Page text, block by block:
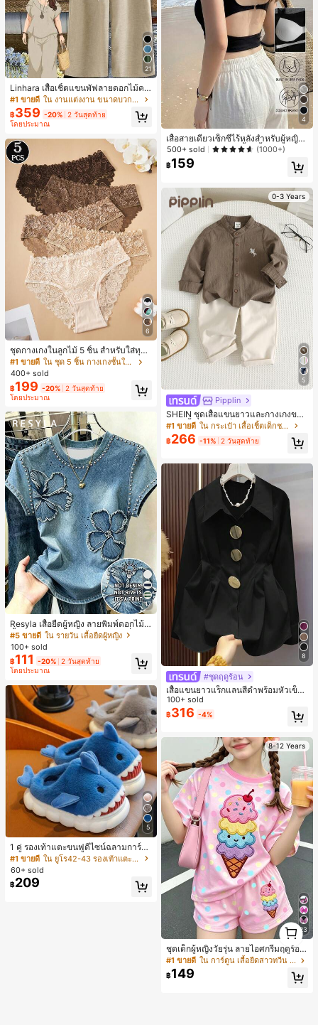
21
Linhara เสื้อเชิ้ตแขนพัฟลายดอกไม้คอ
ปกไม่สมมาตรสำหรับผู้หญิงไซส์ใหญ่ +
กางเกงลำลองทรงหลวมเอวยางยืด 2 ชิ้
น สำหรับฤดูใบไม้ผลิ/ฤดูร้อน
#1 ขายดี ใน งานแต่งงาน ขนาดบวก Co-Ords
฿359 -20% 2 วันสุดท้าย
โดยประมาณ
6
ชุดกางเกงในลูกไม้ 5 ชิ้น สำหรับใส่ทุกวั
น
#1 ขายดี
ใน ชุด 5 ชิ้น กางเกงชั้นในผู้หญิง
400+ sold
฿199 -20% 2 วันสุดท้าย
โดยประมาณ
17
Resyla เสื้อยืดผู้หญิง ลายพิมพ์ดอกไม้สี
น้ำเงินวินเทจ เสื้อสำหรับออกไปเที่ยวฤ
ดูร้อน ดีไซน์กราฟิก สบายๆ อเนกประสง
ค์ สวมใส่ประจำวัน กลางแจ้ง ช้อปปิ้ง ท่
องเที่ยวกลางแจ้ง
#5 ขายดี ใน รายวัน เสื้อยืดผู้หญิง
100+ sold
฿111 -20% 2 วันสุดท้าย
โดยประมาณ
5
1 คู่ รองเท้าแตะขนฟูดีไซน์ฉลามการ์ตู
น น่ารักและสนุกสนาน เหมาะสำหรับฤดู
ใบไม้ร่วง/ฤดูหนาว รองเท้าแตะยูนิเซ็ก
ซ์เหล่านี้สามารถสวมใส่ได้ทั้งในร่มและ
กลางแจ้ง ช่วยให้เท้าของคุณอบอุ่นและ
#1 ขายดี
ใน ยูโร42-43 รองเท้าแตะใส่ในบ้าน
60+ sold
฿209
4
เสื้อสายเดี่ยวเซ็กซี่ไร้หลังสำหรับผู้หญิง
พร้อมบราแบบมีฟองน้ำ, เสื้อกล้ามแขน
กุด, เสื้อลำลองสีดำสำหรับฤดูร้อน
500+ sold (1000+)
฿159
0-3 Years
5
Pipplin
SHEIN ชุดเสื้อแขนยาวและกางเกงขาย
าว 2 ชิ้น สำหรับเด็กทารกชาย/หญิง ยูนิ
เซ็กซ์ สไตล์วินเทจ ลำลอง ฤดูใบไม้ร่วง/
ฤดูหนาว ชุดเสื้อผ้าเด็กทารกชาย นุ่มนิ่
#1 ขายดี ใน กระเป๋า เสื้อเชิ้ตเด็กชาย
฿266 -11% 2 วันสุดท้าย
8
#ชุดฤดูร้อน
เสื้อแขนยาวแร็กแลนสีดำพร้อมหัวเข็ม
ขัดโลหะ ฤดูใบไม้ผลิ/ฤดูร้อน สไตล์โบฮีเ
มียนวินเทจ เหมาะสำหรับงานแต่งงาน
งานปาร์ตี้ การเดินทางไปทำงาน และสุ
100+ sold
฿316 -4%
8-12 Years
23
ชุดเด็กผู้หญิงวัยรุ่น ลายไอศกรีมฤดูร้อน
แบบมินิมอลน่ารัก ลายจุดสีสันสดใส สไ
ตล์ครีมหวาน สไตล์วันหยุด ชุด 2 ชิ้น แ
ขนสั้นและกางเกงขาสั้น เหมาะสำหรับฤ
#1 ขายดี ใน การ์ตูน เสื้อยืดสาวทวีน Co-ord
฿149
1
1